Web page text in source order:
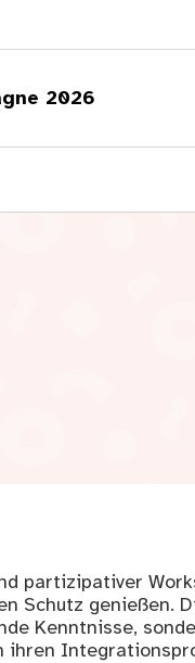
2026
partizipativer
Schutz genießen.
Kenntnisse,
ihren